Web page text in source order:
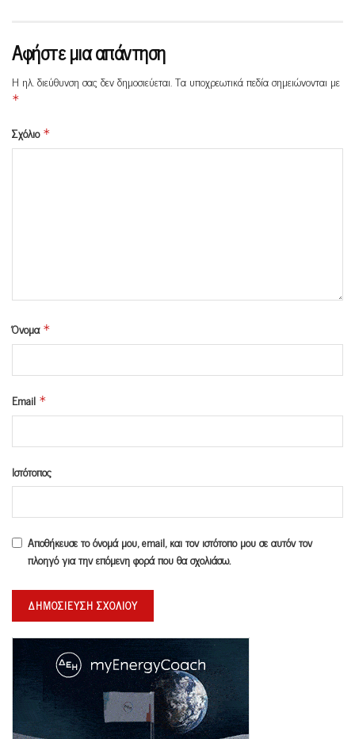
Αφήστε μια απάντηση
Η ηλ. διεύθυνση σας δεν δημοσιεύεται.Τα υποχρεωτικά πεδία σημειώνονται με
*
Σχόλιο *
Όνομα *
Email *
Ιστότοπος
Αποθήκευσε το όνομά μου, email, και τον ιστότοπο μου σε αυτόν τον
πλοηγό για την επόμενη φορά που θα σχολιάσω.